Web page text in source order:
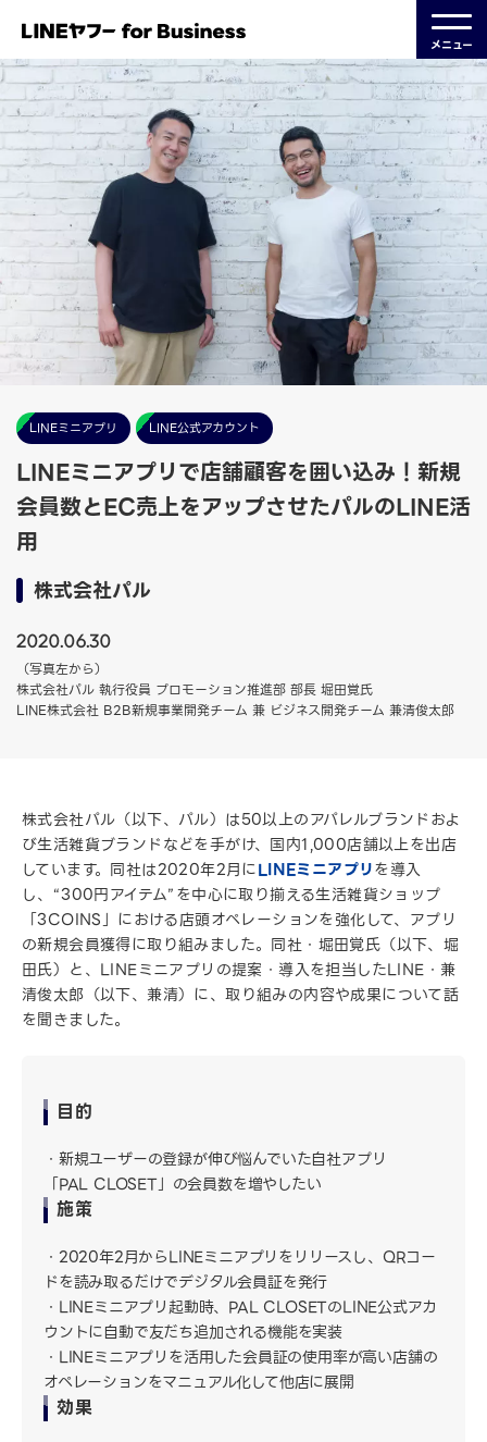
メニュー
LINEミニアプリ LINE公式アカウント
LINEミニアプリで店舗顧客を囲い込み！新規
会員数とEC売上をアップさせたパルのLINE活
用
株式会社パル
2020.06.30
（写真左から）
株式会社パル 執行役員 プロモーション推進部 部長 堀田覚氏
LINE株式会社 B2B新規事業開発チーム 兼 ビジネス開発チーム 兼清俊太郎
株式会社パル（以下、パル）は50以上のアパレルブランドおよ
び生活雑貨ブランドなどを手がけ、国内1,000店舗以上を出店
しています。同社は2020年2月にLINEミニアプリを導入
し、“300円アイテム”を中心に取り揃える生活雑貨ショップ
「3COINS」における店頭オペレーションを強化して、アプリ
の新規会員獲得に取り組みました。同社・堀田覚氏（以下、堀
田氏）と、LINEミニアプリの提案・導入を担当したLINE・兼
清俊太郎（以下、兼清）に、取り組みの内容や成果について話
を聞きました。
目的
新規ユーザーの登録が伸び悩んでいた自社アプリ
「PAL CLOSET」の会員数を増やしたい
施策
2020年2月からLINEミニアプリをリリースし、QRコー
ドを読み取るだけでデジタル会員証を発行
LINEミニアプリ起動時、PAL CLOSETのLINE公式アカ
ウントに自動で友だち追加される機能を実装
LINEミニアプリを活用した会員証の使用率が高い店舗の
オペレーションをマニュアル化して他店に展開
効果